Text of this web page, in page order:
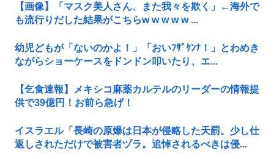
【画像】「マスク美人さん、また我々を欺く」←海外で
も流行りだした結果がこちらw w w w w ...
幼児どもが「ないのかよ！」「おいﾌｻﾞｹﾝﾅ！」とわめき
ながらショーケースをドンドン叩いたり、エ...
【乞食速報】メキシコ麻薬カルテルのリーダーの情報提
供で39億円！お前ら急げ！
イスラエル「長崎の原爆は日本が侵略した天罰。少し仕
返しされただけで被害者ヅラ。追悼されるべきは侵...